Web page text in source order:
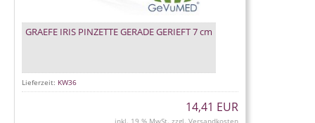
GRAEFE IRIS PINZETTE GERADE GERIEFT 7 cm
Lieferzeit: KW36
14,41 EUR
inkl. 19 % MwSt. zzgl. Versandkosten